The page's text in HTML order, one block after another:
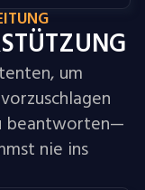
um
beantworten—
nie ins